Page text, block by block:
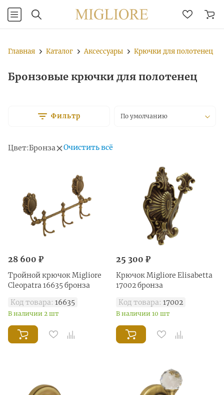
Главная Каталог Аксессуары Крючки для полотенец
Бронзовые крючки для полотенец
Фильтр По умолчанию
Цвет:Бронза Очистить всё
28 600 ₽
Тройной крючок Migliore
Cleopatra 16635 бронза
Код товара: 16635
В наличии 2 шт
25 300 ₽
Крючок Migliore Elisabetta
17002 бронза
Код товара: 17002
В наличии 10 шт